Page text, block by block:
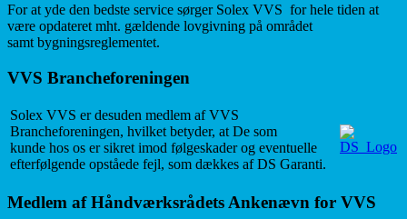
For at yde den bedste service sørger Solex VVS for hele tiden at
være opdateret mht. gældende lovgivning på området
samt bygningsreglementet.
VVS Brancheforeningen
Solex VVS er desuden medlem af VVS
Brancheforeningen, hvilket betyder, at De som
kunde hos os er sikret imod følgeskader og eventuelle
efterfølgende opståede fejl, som dækkes af DS Garanti.
Medlem af Håndværksrådets Ankenævn for VVS